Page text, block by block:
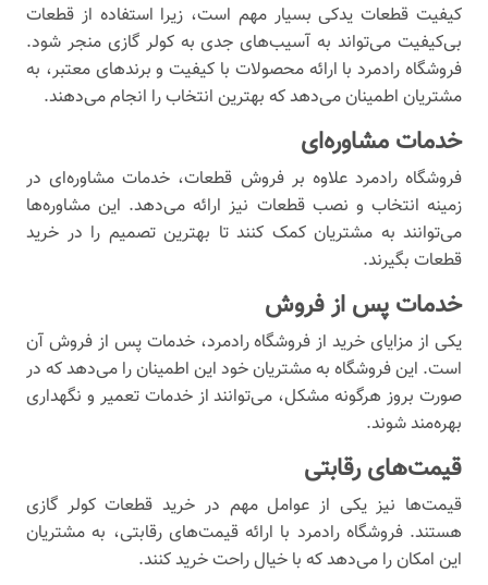
کیفیت قطعات یدکی بسیار مهم است، زیرا استفاده از قطعات
بی‌کیفیت می‌تواند به آسیب‌های جدی به کولر گازی منجر شود.
فروشگاه رادمرد با ارائه محصولات با کیفیت و برندهای معتبر، به
مشتریان اطمینان می‌دهد که بهترین انتخاب را انجام می‌دهند.
خدمات مشاوره‌ای
فروشگاه رادمرد علاوه بر فروش قطعات، خدمات مشاوره‌ای در
زمینه انتخاب و نصب قطعات نیز ارائه می‌دهد. این مشاوره‌ها
می‌توانند به مشتریان کمک کنند تا بهترین تصمیم را در خرید
قطعات بگیرند.
خدمات پس از فروش
یکی از مزایای خرید از فروشگاه رادمرد، خدمات پس از فروش آن
است. این فروشگاه به مشتریان خود این اطمینان را می‌دهد که در
صورت بروز هرگونه مشکل، می‌توانند از خدمات تعمیر و نگهداری
بهره‌مند شوند.
قیمت‌های رقابتی
قیمت‌ها نیز یکی از عوامل مهم در خرید قطعات کولر گازی
هستند. فروشگاه رادمرد با ارائه قیمت‌های رقابتی، به مشتریان
این امکان را می‌دهد که با خیال راحت خرید کنند.